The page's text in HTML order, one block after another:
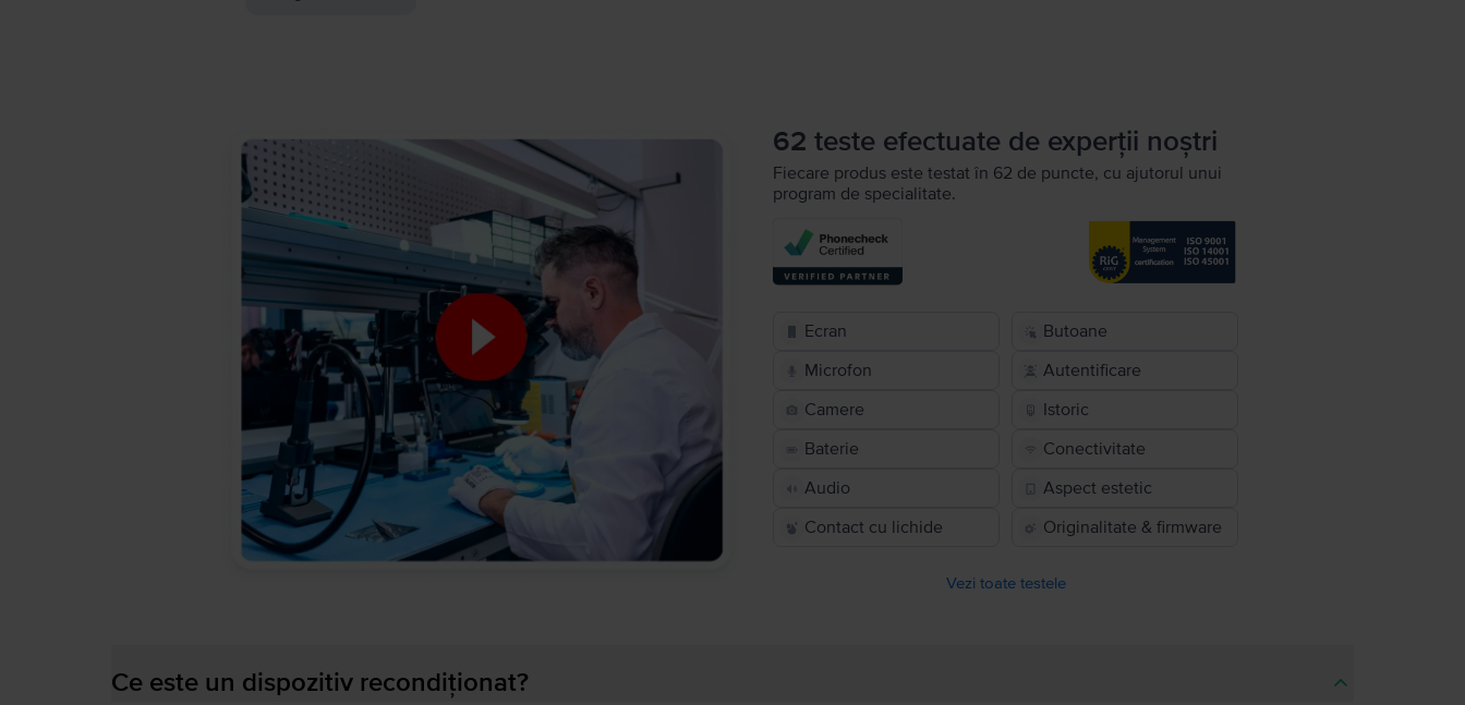
62 teste efectuate de experții noștri
Fiecare produs este testat în 62 de puncte, cu ajutorul unui
program de specialitate.
Ecran
Butoane
Microfon
Autentificare
Camere
Istoric
Baterie
Conectivitate
Audio
Aspect estetic
Contact cu lichide
Originalitate & firmware
Vezi toate testele
Ce este un dispozitiv recondiționat?